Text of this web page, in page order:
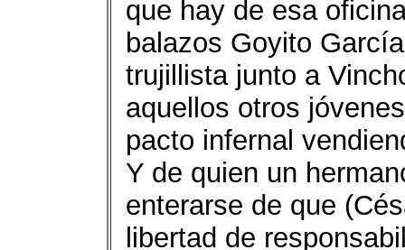
que hay de esa
balazos Goyito
trujillista junto a
aquellos otros
pacto infernal
Y de quien un
enterarse de que
libertad de